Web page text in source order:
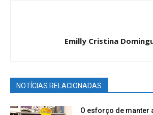
Emilly Cristina
NOTÍCIAS RELACIONADAS
O esforço de manter